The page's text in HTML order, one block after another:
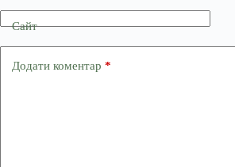
Сайт
Додати коментар *